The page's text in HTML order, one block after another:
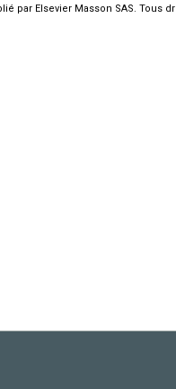
par Elsevier Masson SAS. Tous